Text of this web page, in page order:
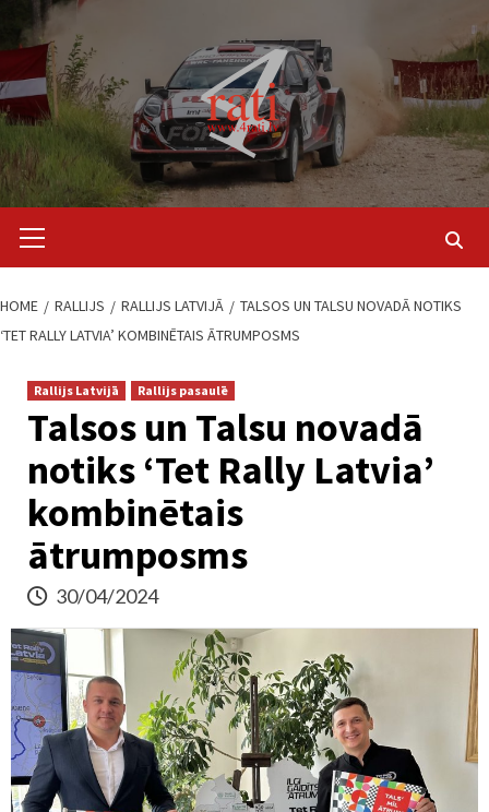
content
Menu
HOME RALLIJS RALLIJS LATVIJĀ
TALSOS UN TALSU NOVADĀ NOTIKS
‘TET RALLY LATVIA’ KOMBINĒTAIS ĀTRUMPOSMS
Rallijs Latvijā Rallijs pasaulē
Talsos un Talsu novadā
notiks ‘Tet Rally Latvia’
kombinētais
ātrumposms
30/04/2024